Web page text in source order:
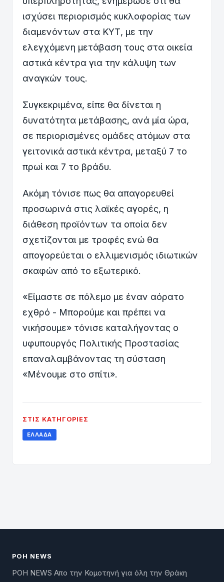
ισχύσει περιορισμός κυκλοφορίας των
διαμενόντων στα ΚΥΤ, με την
ελεγχόμενη μετάβαση τους στα οικεία
αστικά κέντρα για την κάλυψη των
αναγκών τους.
Συγκεκριμένα, είπε θα δίνεται η
δυνατότητα μετάβασης, ανά μία ώρα,
σε περιορισμένες ομάδες ατόμων στα
γειτονικά αστικά κέντρα, μεταξύ 7 το
πρωί και 7 το βράδυ.
Ακόμη τόνισε πως θα απαγορευθεί
προσωρινά στις λαϊκές αγορές, η
διάθεση προϊόντων τα οποία δεν
σχετίζονται με τροφές ενώ θα
απογορεύεται ο ελλιμενισμός ιδιωτικών
σκαφών από το εξωτερικό.
«Είμαστε σε πόλεμο με έναν αόρατο
εχθρό - Μπορούμε και πρέπει να
νικήσουμε» τόνισε καταλήγοντας ο
υφυπουργός Πολιτικής Προστασίας
επαναλαμβάνοντας τη σύσταση
«Μένουμε στο σπίτι».
ΣΤΙΣ ΚΑΤΗΓΟΡΊΕΣ
ΕΛΛΆΔΑ
ΡΟΗ NEWS
ΡΟΗ NEWS Απο την Κομοτηνή για όλη την Θράκη